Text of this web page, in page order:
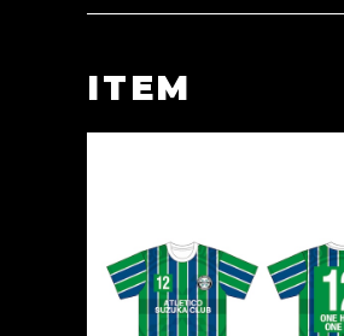
ITEM